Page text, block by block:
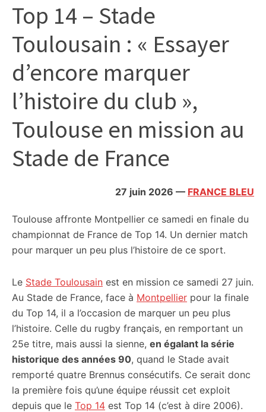
politique,
météo,
faits
et
citoyennes
Top 14 – Stade
Toulousain : « Essayer
d’encore marquer
l’histoire du club »,
Toulouse en mission au
Stade de France
27 juin 2026 — FRANCE BLEU
Toulouse affronte Montpellier ce samedi en finale du
championnat de France de Top 14. Un dernier match
pour marquer un peu plus l’histoire de ce sport.
Le Stade Toulousain est en mission ce samedi 27 juin.
Au Stade de France, face à Montpellier pour la finale
du Top 14, il a l’occasion de marquer un peu plus
l’histoire. Celle du rugby français, en remportant un
25e titre, mais aussi la sienne, en égalant la série
historique des années 90, quand le Stade avait
remporté quatre Brennus consécutifs. Ce serait donc
la première fois qu’une équipe réussit cet exploit
depuis que le Top 14 est Top 14 (c’est à dire 2006).